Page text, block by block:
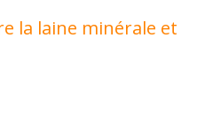
la laine minérale et